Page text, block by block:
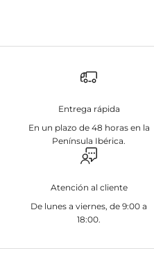
Entrega rápida
En un plazo de 48 horas en la
Península Ibérica.
Atención al cliente
De lunes a viernes, de 9:00 a
18:00.